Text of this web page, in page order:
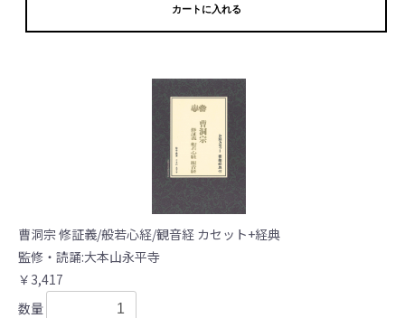
カートに入れる
曹洞宗 修証義/般若心経/観音経 カセット+経典
監修・読誦:大本山永平寺
￥3,417
数量